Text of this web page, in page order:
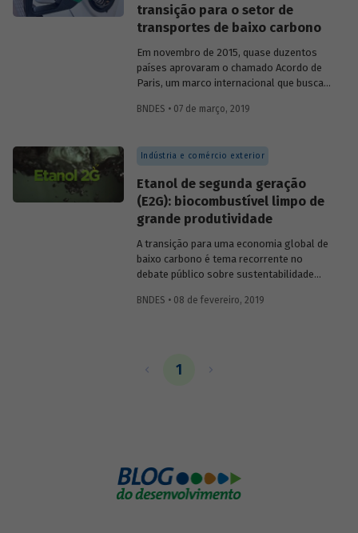
inerentes ao próprio mercado, sobretudo
em função da queda dos preços dos
transição para o setor de
transportes de baixo carbono
Em novembro de 2015, quase duzentos
países aprovaram o chamado Acordo de
Paris, um marco internacional que busca
estufa (GEE) na atmosfera em quantidade
magnitude desse desafio, será necessário
desenvolver alternativas de energia
renovável também para o setor de
transportes que, embora muitas vezes
negligenciado nas discussões
internacionais sobre a mudança climática,
representa quase um quarto das
emissões globais de CO
2
BNDES • 07 de março, 2019
Indústria e comércio exterior
Etanol de segunda geração
(E2G): biocombustível limpo de
grande produtividade
A transição para uma economia global de
baixo carbono é tema recorrente no
debate público sobre sustentabilidade
volume de emissões de gases de efeito
desenvolvimento responsável e melhores
dessa fonte de bioenergia.
BNDES • 08 de fevereiro, 2019
1